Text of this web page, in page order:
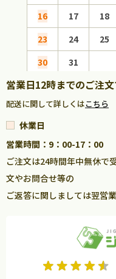
16
17 18
23
24 25
30
31
営業日12時までのご注
配送に関して詳しくはこちら
休業日
営業時間：9：00-17：00
ご注文は24時間年中無休で
文やお問合せ等の
ご返答に関しましては翌営